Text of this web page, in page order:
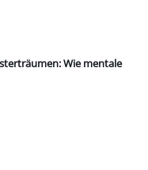
Wie mentale